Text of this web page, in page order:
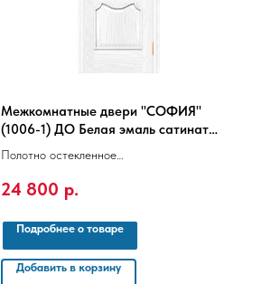
Межкомнатные двери "СОФИЯ"
(1006-1) ДО Белая эмаль сатинат
роза (АП-9) мат.
Полотно остекленное
24 800 р.
Подробнее о товаре
Добавить в корзину